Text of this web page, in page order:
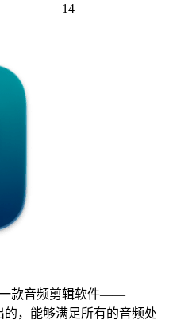
14
一款音频剪辑软件——
的，能够满足所有的音频处